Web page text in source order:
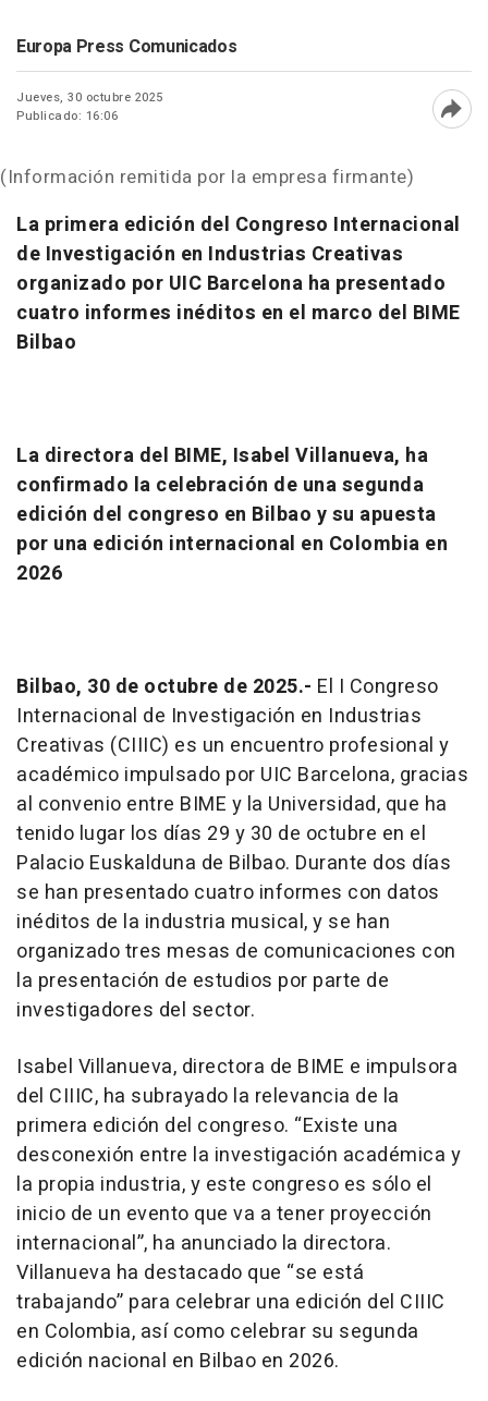
Europa Press Comunicados
Jueves, 30 octubre 2025
Publicado: 16:06
(Información remitida por la empresa firmante)
La primera edición del Congreso Internacional
de Investigación en Industrias Creativas
organizado por UIC Barcelona ha presentado
cuatro informes inéditos en el marco del BIME
Bilbao
La directora del BIME, Isabel Villanueva, ha
confirmado la celebración de una segunda
edición del congreso en Bilbao y su apuesta
por una edición internacional en Colombia en
2026
Bilbao, 30 de octubre de 2025.- El I Congreso
Internacional de Investigación en Industrias
Creativas (CIIIC) es un encuentro profesional y
académico impulsado por UIC Barcelona, gracias
al convenio entre BIME y la Universidad, que ha
tenido lugar los días 29 y 30 de octubre en el
Palacio Euskalduna de Bilbao. Durante dos días
se han presentado cuatro informes con datos
inéditos de la industria musical, y se han
organizado tres mesas de comunicaciones con
la presentación de estudios por parte de
investigadores del sector.
Isabel Villanueva, directora de BIME e impulsora
del CIIIC, ha subrayado la relevancia de la
primera edición del congreso. “Existe una
desconexión entre la investigación académica y
la propia industria, y este congreso es sólo el
inicio de un evento que va a tener proyección
internacional”, ha anunciado la directora.
Villanueva ha destacado que “se está
trabajando” para celebrar una edición del CIIIC
en Colombia, así como celebrar su segunda
edición nacional en Bilbao en 2026.